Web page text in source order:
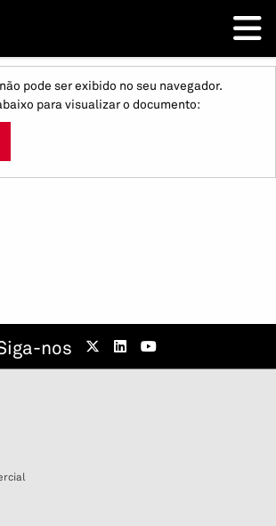
pode ser exibido no seu navegador.
para visualizar o documento:
nos